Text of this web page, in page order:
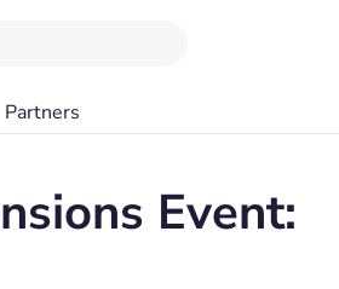
Partners
Event: